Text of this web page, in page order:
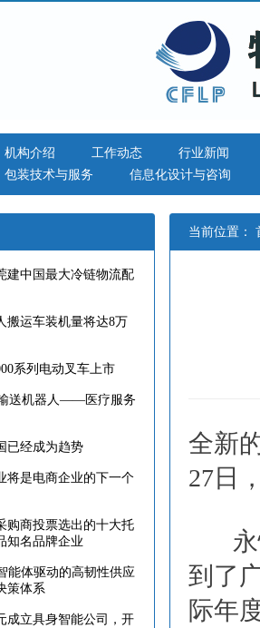
机构介绍 工作动态
行业新闻
包装技术与服务 信息化设计与咨询
建中国最大冷链物流配
搬运车装机量将达8万
系列电动叉车上市
送机器人——医疗服务
已经成为趋势
将是电商企业的下一个
购商投票选出的十大托
知名品牌企业
能体驱动的高韧性供应
策体系
成立具身智能公司，开
当前位置：
全新
27日
到了
际年